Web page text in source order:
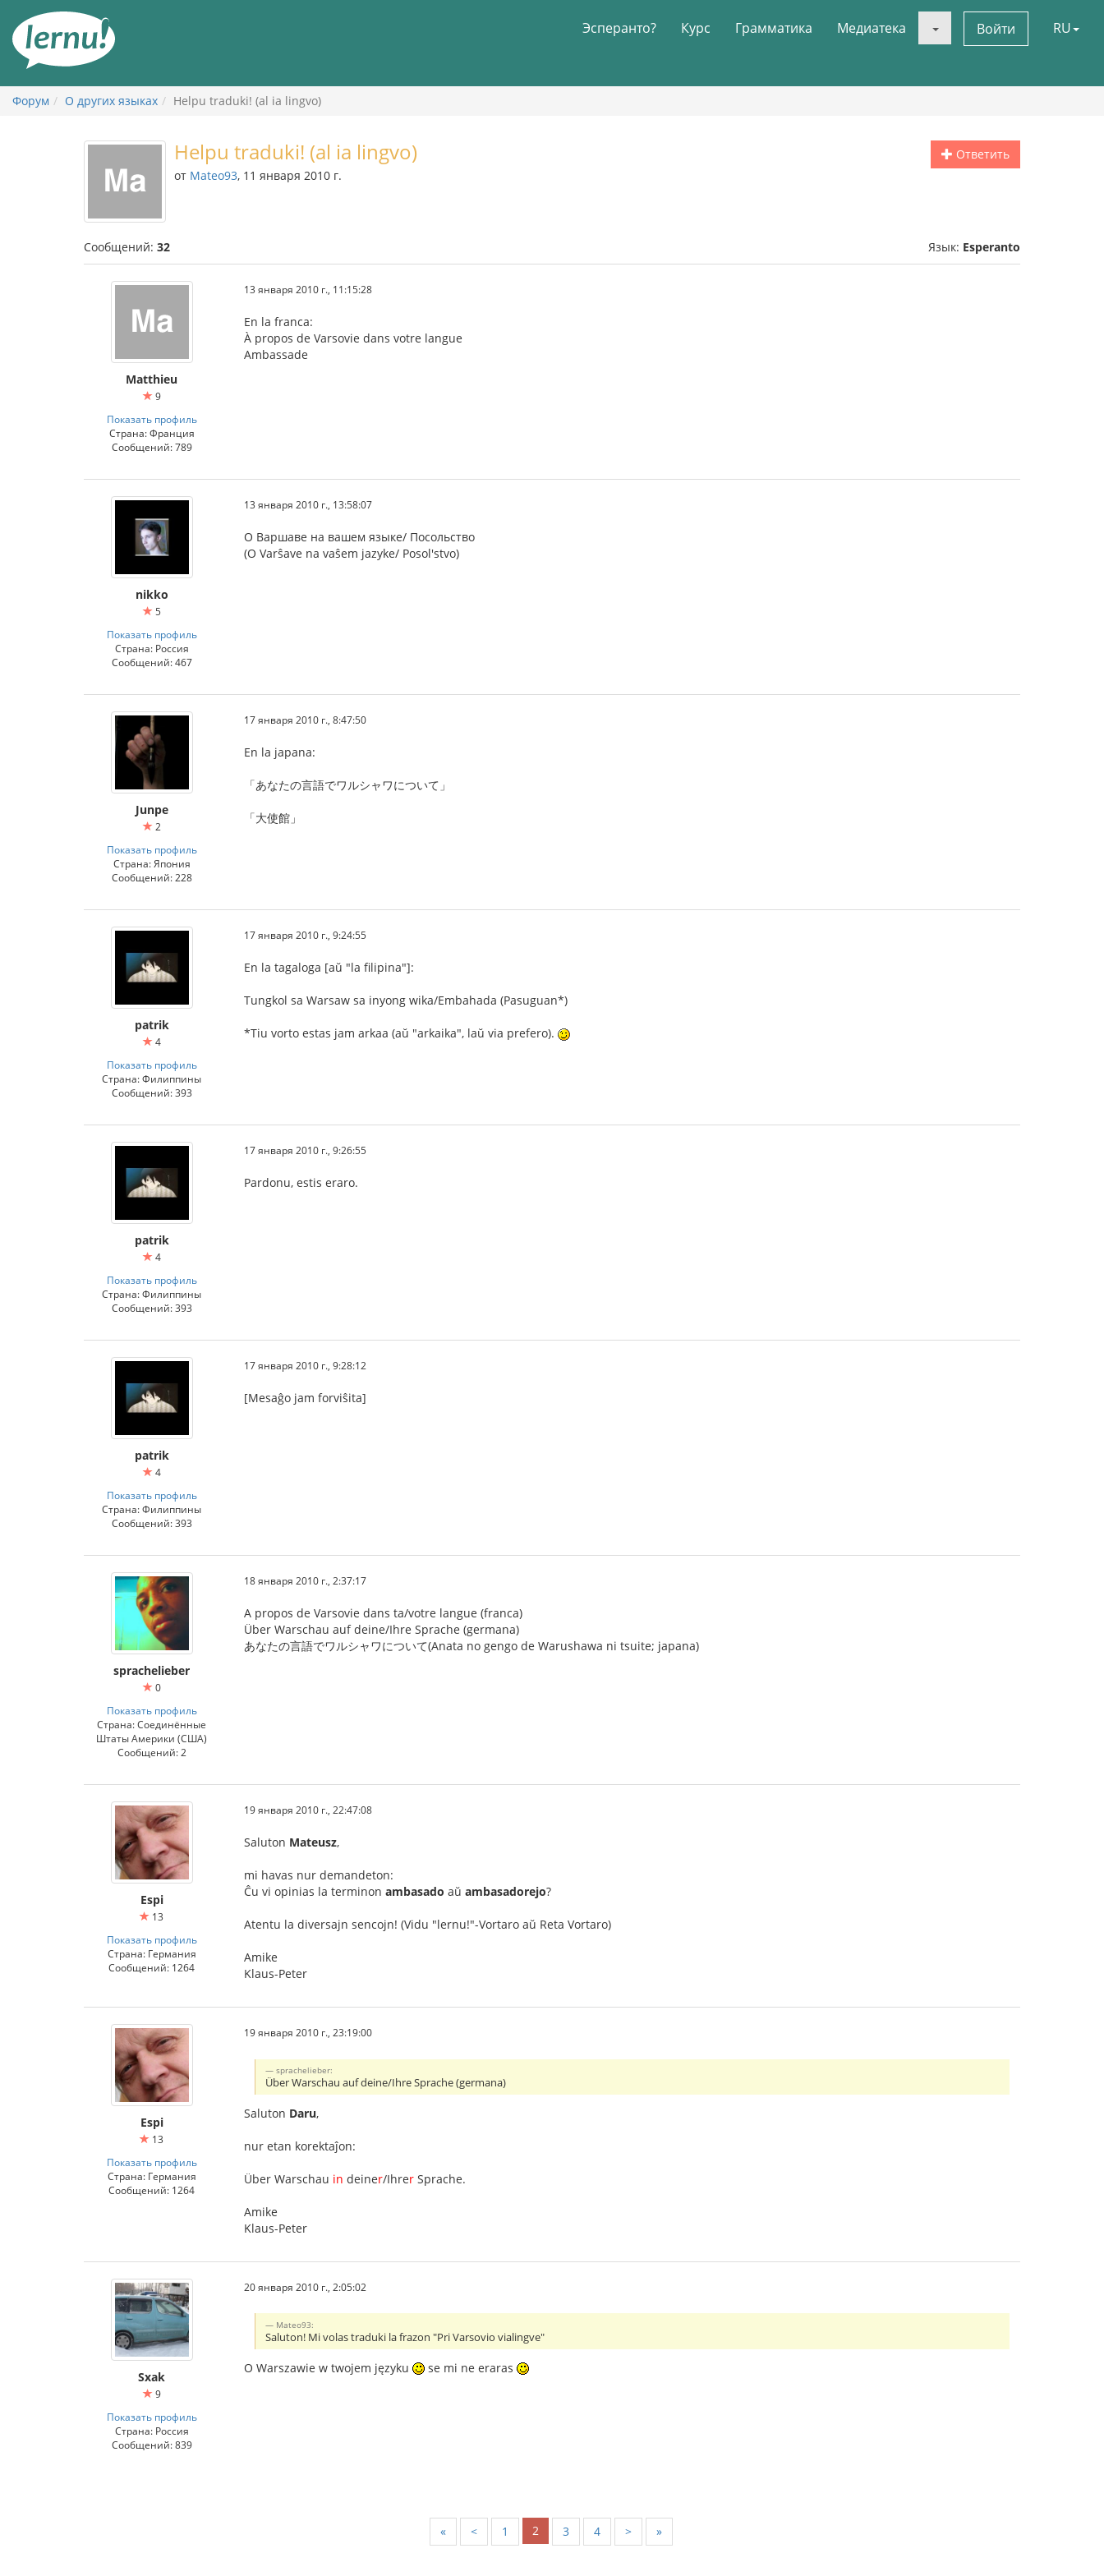
содержанию
Эсперанто? Курс Грамматика Медиатека Войти RU
Форум О других языках Helpu traduki! (al ia lingvo)
Ответить
Helpu traduki! (al ia lingvo)
от Mateo93, 11 января 2010 г.
Сообщений: 32 Язык: Esperanto
Matthieu
9
Показать профиль
Страна: Франция
Сообщений: 789
13 января 2010 г., 11:15:28
En la franca:
À propos de Varsovie dans votre langue
Ambassade
nikko
5
Показать профиль
Страна: Россия
Сообщений: 467
13 января 2010 г., 13:58:07
О Варшаве на вашем языке/ Посольство
(O Varŝave na vaŝem jazyke/ Posol'stvo)
Junpe
2
Показать профиль
Страна: Япония
Сообщений: 228
17 января 2010 г., 8:47:50
En la japana:
「あなたの言語でワルシャワについて」
「大使館」
patrik
4
Показать профиль
Страна: Филиппины
Сообщений: 393
17 января 2010 г., 9:24:55
En la tagaloga [aŭ "la filipina"]:
Tungkol sa Warsaw sa inyong wika/Embahada (Pasuguan*)
*Tiu vorto estas jam arkaa (aŭ "arkaika", laŭ via prefero).
patrik
4
Показать профиль
Страна: Филиппины
Сообщений: 393
17 января 2010 г., 9:26:55
Pardonu, estis eraro.
patrik
4
Показать профиль
Страна: Филиппины
Сообщений: 393
17 января 2010 г., 9:28:12
[Mesaĝo jam forviŝita]
sprachelieber
0
Показать профиль
Страна: Соединённые
Штаты Америки (США)
Сообщений: 2
18 января 2010 г., 2:37:17
A propos de Varsovie dans ta/votre langue (franca)
Über Warschau auf deine/Ihre Sprache (germana)
あなたの言語でワルシャワについて(Anata no gengo de Warushawa ni tsuite; japana)
Espi
13
Показать профиль
Страна: Германия
Сообщений: 1264
19 января 2010 г., 22:47:08
Saluton Mateusz,
mi havas nur demandeton:
Ĉu vi opinias la terminon ambasado aŭ ambasadorejo?
Atentu la diversajn sencojn! (Vidu "lernu!"-Vortaro aŭ Reta Vortaro)
Amike
Klaus-Peter
Espi
13
Показать профиль
Страна: Германия
Сообщений: 1264
19 января 2010 г., 23:19:00
sprachelieber:
Über Warschau auf deine/Ihre Sprache (germana)
Saluton Daru,
nur etan korektaĵon:
Über Warschau in deiner/Ihrer Sprache.
Amike
Klaus-Peter
Sxak
9
Показать профиль
Страна: Россия
Сообщений: 839
20 января 2010 г., 2:05:02
Mateo93:
Saluton! Mi volas traduki la frazon "Pri Varsovio vialingve"
O Warszawie w twojem języku se mi ne eraras
« < 1 2 3 4 > »